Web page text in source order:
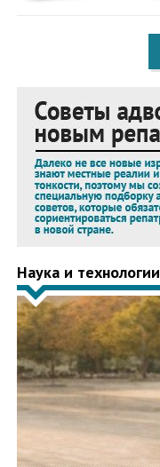
Наука и технологии